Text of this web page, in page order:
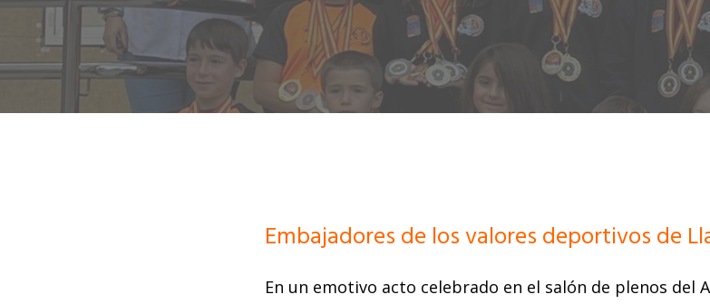
Embajadores de los valores deportivos de
En un emotivo acto celebrado en el salón de plenos del